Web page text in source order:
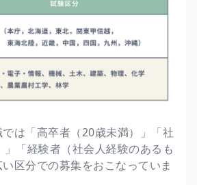
は「高卒者（20歳未満）」「社
「経験者（社会人経験のあるも
区分での募集をおこなっていま